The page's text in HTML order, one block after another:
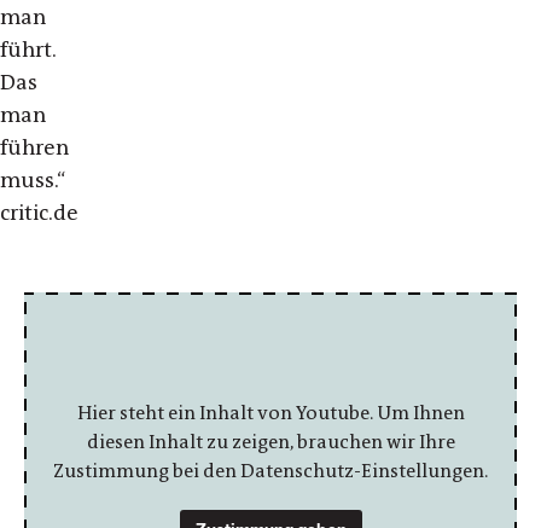
man
führt.
Das
man
führen
muss.“
critic.de
Hier steht ein Inhalt von Youtube. Um Ihnen
diesen Inhalt zu zeigen, brauchen wir Ihre
Zustimmung bei den Datenschutz-Einstellungen.